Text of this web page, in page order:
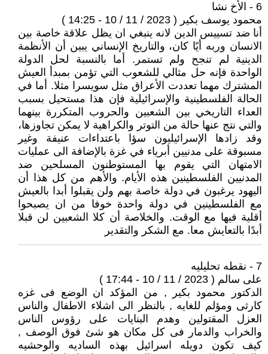
6 - الأخ نشا
محمود يوسف بكير ( 2023 / 11 / 10 - 14:25 )
أنا ضد تسييس الدين لانه ينبغي ان يظل علاقة خاصة بين
الانسان وربه أيًا كان، والتاريخ الإنساني يبين أن الأنظمة
الدينية لم تنجح ولم تستمر. أما بالنسبة لحل الدولة
الواحدة فإنه حل مثالي للشعوب التي تؤمن بمبدأ العيش
المشترك مهما تعددت الأعراق مثل سويسرا مثلا. أما في
الحالة الفلسطينية والإسرائيلية فإن هذا مستحيل بسبب
العداء التاريخي بين الشعبين والحروب المتكررة بينهما
والتي نتج عنها حالة من التوتر والكراهية لا يمكن تجاوزها،
وقد زادها الإسرائيليون سؤا باعتداءات عنيفة وغير
مسبوقة على مدنيين أبرياء في غزة بالإضافة الى عمليات
الامتهان التي يقوم بها المستوطنون المسلحين ضد
المدنيين الفلسطينين هذه الأيام. والأهم من كل هذا أن
اليهود يرغبون في دولة خاصة بهم ولن يقبلوا أبدا بالعيش
مع الفلسطينين في دولة واحدة خوفا من ان يصبحوا
أقلية فيها مع الوقت. والخلاصة أن كلا الشعبين لن قبلا
أبدًا بالتعايش معا. مع الشكر والتقدير
7 - نقطه تحليليه
على سالم ( 2023 / 11 / 10 - 17:44 )
الدكتور محمود بكير , من المؤكد ان الوضع فى غزه
كارثى ومؤلم للغايه , بالنظر الى اشلاء الاطفال والناس
العزل المقتولين وهدم البنايات على رؤوس الناس
والخراب والدمار فى كل مكان هو شئ فوق الوصف ,
كيف تكون دويله اسرائيل بهذه الساديه والوحشيه